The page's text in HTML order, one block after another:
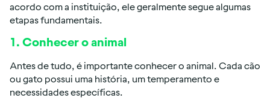
acordo com a instituição, ele geralmente segue algumas
etapas fundamentais.
1. Conhecer o animal
Antes de tudo, é importante conhecer o animal. Cada cão
ou gato possui uma história, um temperamento e
necessidades específicas.